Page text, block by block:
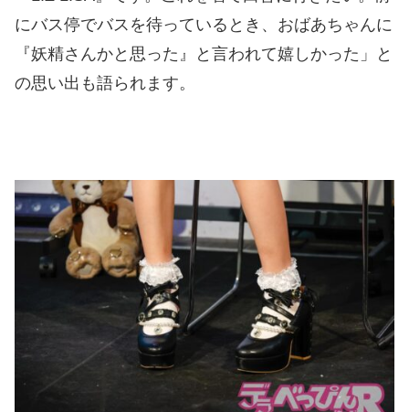
にバス停でバスを待っているとき、おばあちゃんに
『妖精さんかと思った』と言われて嬉しかった」と
の思い出も語られます。